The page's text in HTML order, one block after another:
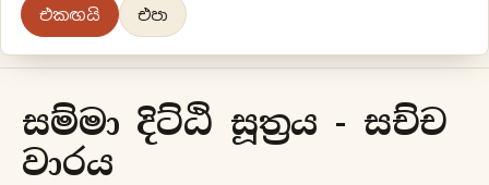
මුල් පිටුවවර්ගීකරණ
සම්මා දිට්ඨි සූත්‍රය - සච්ච
වාරය
එකඟයි එපා